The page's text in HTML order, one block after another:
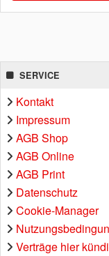
SERVICE
Kontakt
Impressum
AGB Shop
AGB Online
AGB Print
Datenschutz
Cookie-Manager
Verträge hier